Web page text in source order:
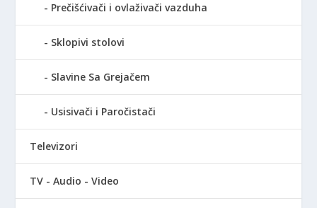
Prečišćivači i ovlaživači vazduha
Sklopivi stolovi
Slavine Sa Grejačem
Usisivači i Paročistači
Televizori
TV - Audio - Video